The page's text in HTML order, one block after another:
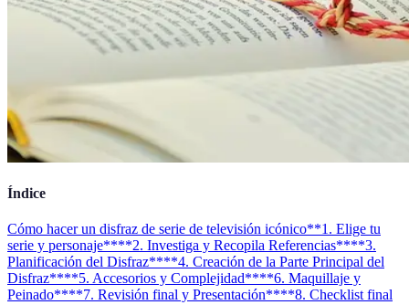
Índice
Cómo hacer un disfraz de serie de televisión icónico**1. Elige tu
serie y personaje****2. Investiga y Recopila Referencias****3.
Planificación del Disfraz****4. Creación de la Parte Principal del
Disfraz****5. Accesorios y Complejidad****6. Maquillaje y
Peinado****7. Revisión final y Presentación****8. Checklist final